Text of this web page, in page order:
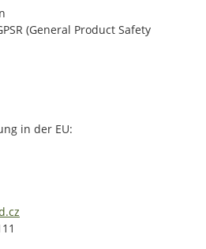
(General Product Safety
in der EU: